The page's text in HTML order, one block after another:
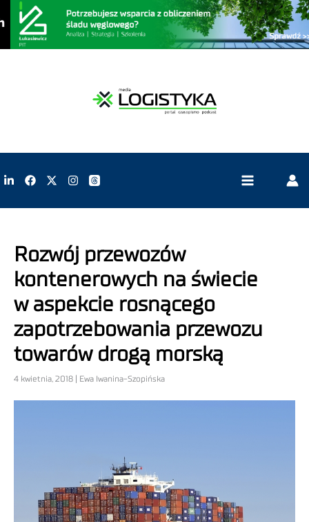
Rozwój przewozów
kontenerowych na świecie
w aspekcie rosnącego
zapotrzebowania przewozu
towarów drogą morską
4 kwietnia, 2018 | Ewa Iwanina-Szopińska